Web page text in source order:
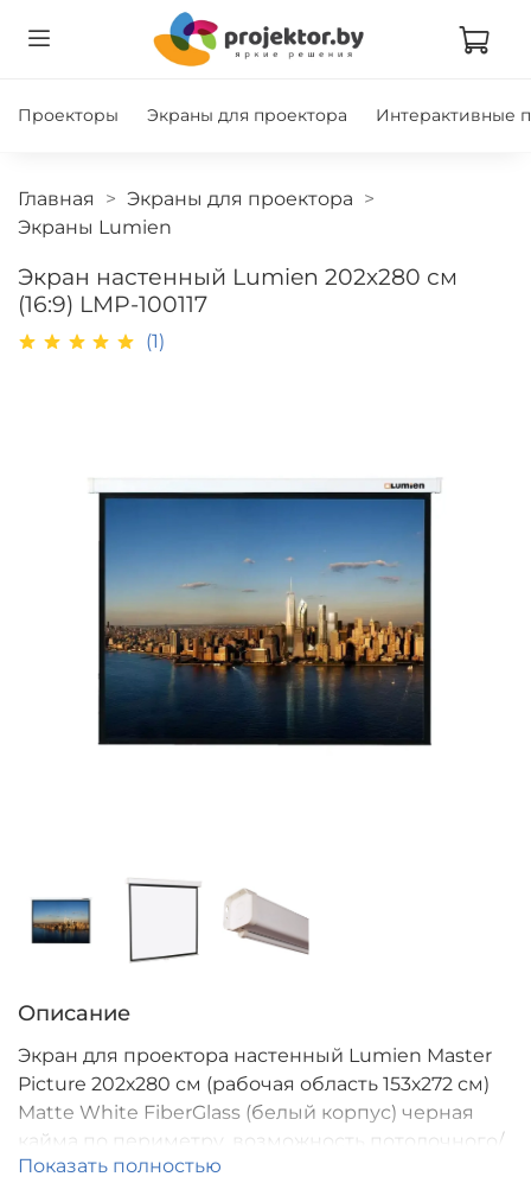
Проекторы Экраны для проектора Интерактивные
Главная
Экраны для проектора
Экраны Lumien
Экран настенный Lumien 202х280 см
(16:9) LMP-100117
(1)
Описание
Экран для проектора настенный Lumien Master
Picture 202х280 см (рабочая область 153х272 см)
Matte White FiberGlass (белый корпус) черная
кайма по периметру, возможность потолочного/
настенного крепления, доп. черная кайма сверху
Показать полностью